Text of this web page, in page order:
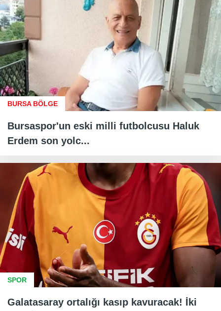
BURSA BÖLGE
Bursaspor'un eski milli futbolcusu Haluk
Erdem son yolc...
SPOR
Galatasaray ortalığı kasıp kavuracak! İki